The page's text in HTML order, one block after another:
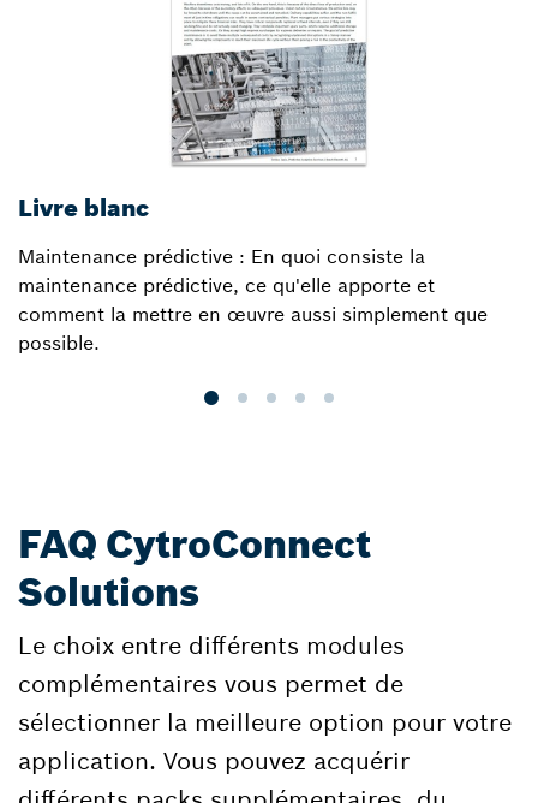
Livre blanc
Maintenance prédictive : En quoi consiste la
maintenance prédictive, ce qu'elle apporte et
comment la mettre en œuvre aussi simplement que
possible.
FAQ CytroConnect
Solutions
Le choix entre différents modules
complémentaires vous permet de
sélectionner la meilleure option pour votre
application. Vous pouvez acquérir